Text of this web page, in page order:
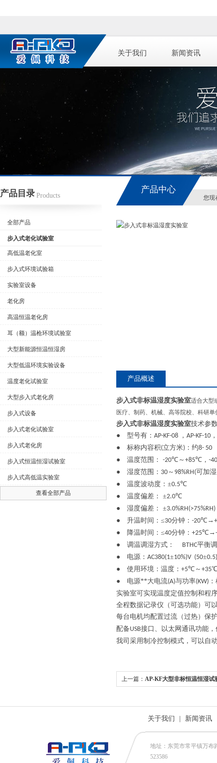
关于我们 新闻资讯
产品目录 Products
全部产品
步入式老化试验室
高低温老化室
步入式环境试验箱
实验室设备
老化房
高温恒温老化房
耳（额）温枪环境试验室
大型新能源恒温恒湿房
大型低温环境实验设备
温度老化试验室
大型步入式老化房
步入式设备
步入式老化试验室
步入式老化房
步入式恒温恒湿试验室
步入式高低温实验室
查看全部产品
产品中心
您现
产品概述
步入式非标温湿度实验室适合大型
医疗、制药、机械、高等院校、科研
步入式非标温湿度实验室技术参
● 型号有： AP-KF-08 ， AP-KF-10 ，
● 标称内容积(立方米) ：约8- 50
● 温度范围： -20℃～ +85℃， -40
● 湿度范围： 30 ～ 98%RH(可加
● 温度波动度：±0.5℃
● 温度偏差： ±2.0℃
● 湿度偏差： ±3.0%RH(>75%RH)
● 升温时间：≤30分钟： -20℃→
● 降温时间：≤40分钟： +25℃→
● 调温调湿方式： BTHC平衡
● 电源： AC380(1±10%)V (50±
● 使用环境：温度： +5℃～ +35℃
● 电源**大电流(A)与功率(KW)
实验室可实现温度定值控制和程
全程数据记录仪（可选功能）可
每台电机均配置过流（过热）保
配备USB接口、以太网通讯功能
我司采用制冷控制模式，可以自
上一篇： AP-KF大型非标恒温恒湿试
关于我们 新闻资讯
地址：东莞市常平镇万布
523586